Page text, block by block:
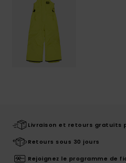
Livraison et retours gratuits
Retours sous 30 jours
Rejoignez le programme de